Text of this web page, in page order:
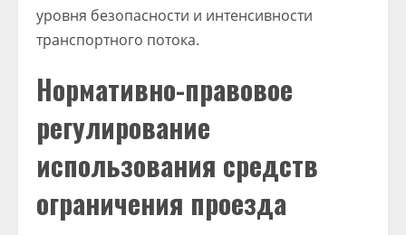
уровня безопасности и интенсивности
транспортного потока.
Нормативно-правовое
регулирование
использования средств
ограничения проезда